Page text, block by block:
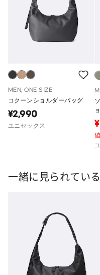
MEN, ONE SIZE
コクーンショルダーバッグ
¥2,990
ユニセックス
一緒に見られてい